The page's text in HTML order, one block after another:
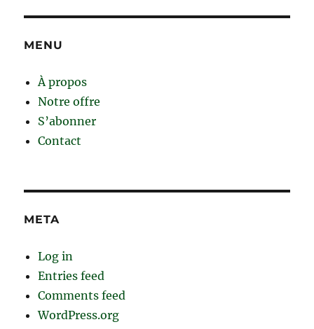
MENU
À propos
Notre offre
S’abonner
Contact
META
Log in
Entries feed
Comments feed
WordPress.org